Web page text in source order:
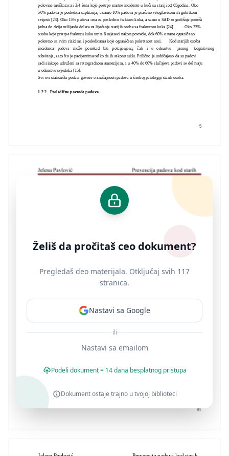
5
polovine muškaraca i 3/4 žena koje pretrpe smrtne incidente u kući su stariji od 65godina. Oko
50% padova je posledica saplitanja, a samo 10% padova je praćeno vrtoglavicom ili gubitkom
svijesti [23]. Oko 15% padova ima za posledicu frakturu kuka, a samo u SAD se godišnje potroši
jedna do dvije milijarde dolara za liječenje starijih osoba sa frakturom kuka [24] .Oko 25%
osoba koje pretrpe frakturu kuka umre 6 mjeseci nakon povrede, dok 60% ostane ograničeno
pokretno sa svim rizicima i posledicama koje ograničena pokretnost nosi. Kod starijih osoba
incidenca padova može ponekad biti potcijenjena, čak i u odsustvu jasnog kognitivnog
oštećenja, zato što je pacijentima teško da ih rekonstruišu. Prilično je uobičajeno da su padovi
radi sinkope udruženi sa retrogradnom amnezijom, a u 40% do 60% slučajeva padovi se dešavaju
u odsustvu svjedoka [15].
Svi ovi statistički podaci govore o značajnosti padova u širokoj patologiji starih osoba.
1.2.2. Posledične povrede padova
Želiš da pročitaš ceo dokument?
Pregledaš deo materijala. Otključaj svih 117
stranica.
Nastavi sa Google
ili
Nastavi sa emailom
Podeli dokument = 14 dana besplatnog pristupa
Dokument ostaje trajno u tvojoj biblioteci